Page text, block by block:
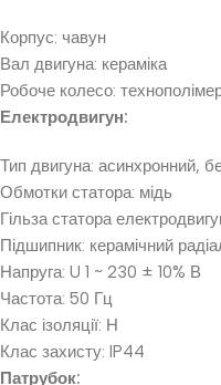
Корпус: чавун
Вал двигуна: кераміка
Робоче колесо:
Електродвигун:
Тип двигуна: асинхронний,
Обмотки статора: мідь
Гільза статора
Підшипник: керамічний
Напруга: U 1 ~ 230 ± 10% В
Частота: 50 Гц
Клас ізоляції: Н
Клас захисту: IP44
Патрубок: